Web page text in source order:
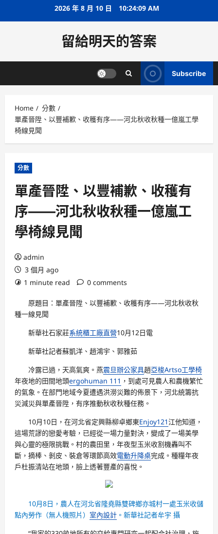
2026 年 8 月 10 日 10:24:09 AM
留給明天的答案
Subscribe
Home
分數
單產晉陞、以豐補歉、收穫有序——河北秋收秋種一億嵐工學
椅線見聞
分數
單產晉陞、以豐補歉、收穫有
序——河北秋收秋種一億嵐工
學椅線見聞
admin
3 個月 ago
1 minute read
0 comments
原題目：單產晉陞、以豐補歉、收穫有序——河北秋收秋
種一線見聞
新華社石家莊系統櫃工廠直營10月12日電
新華社記者蘇凱洋、趙鴻宇、郭雅茹
冷露已過，天高氣爽。燕震旦辦公家具趙亞梭Artso工學椅
年夜地的田間地頭ergohuman 111 ，到處可見農人和農機繁忙
的氣象。在部門地域今夏遭遇洪澇災難的佈景下，河北統籌抗
災減災與單產晉陞，有序推動秋收秋種任務。
10月10日，在河北省定興縣柳卓鄉東Enjoy121江他知道，
這場荒謬的戀愛考驗，已經從一場力量對決，變成了一場美學
與心靈的極限挑戰。村的農田里，年夜型玉米收割機轟叫不
斷，摘棒、剝皮、裝倉等環節高效電動升降桌完成。種糧年夜
戶杜振清站在地頭，臉上透著豐產的喜悅。
10月8日，農人在河北省隆堯縣雙碑鄉亦城村一處玉米收儲
點內勞作（無人機照片） 室內設計 。新華社記者牟宇 攝